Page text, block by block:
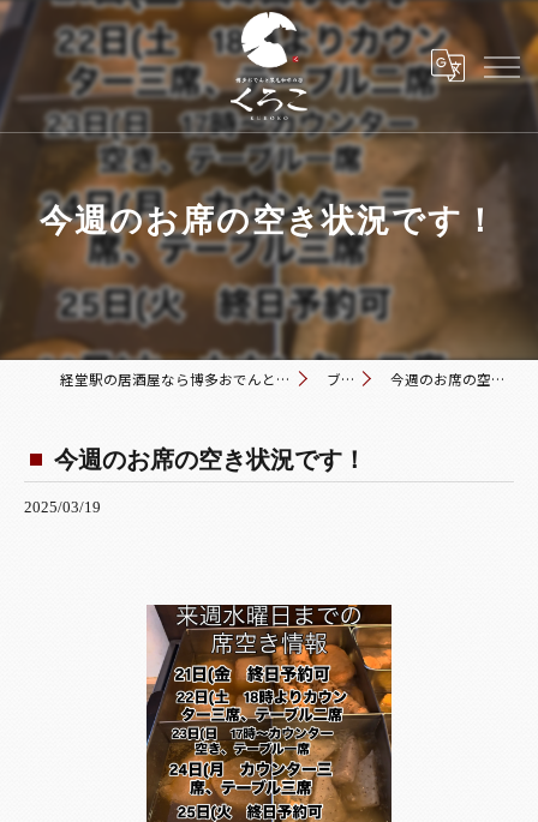
今週のお席の空き状況です！
経堂駅の居酒屋なら博多おでんと黒毛和牛の店 くろこ ブログ 今週のお席の空き状況です！
今週のお席の空き状況です！
2025/03/19